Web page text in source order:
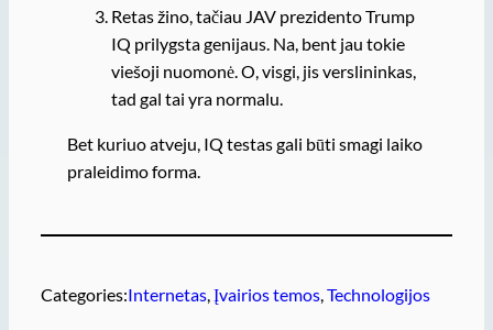
Retas žino, tačiau JAV prezidento Trump
IQ prilygsta genijaus. Na, bent jau tokie
viešoji nuomonė. O, visgi, jis verslininkas,
tad gal tai yra normalu.
Bet kuriuo atveju, IQ testas gali būti smagi laiko
praleidimo forma.
Categories:Internetas, Įvairios temos, Technologijos